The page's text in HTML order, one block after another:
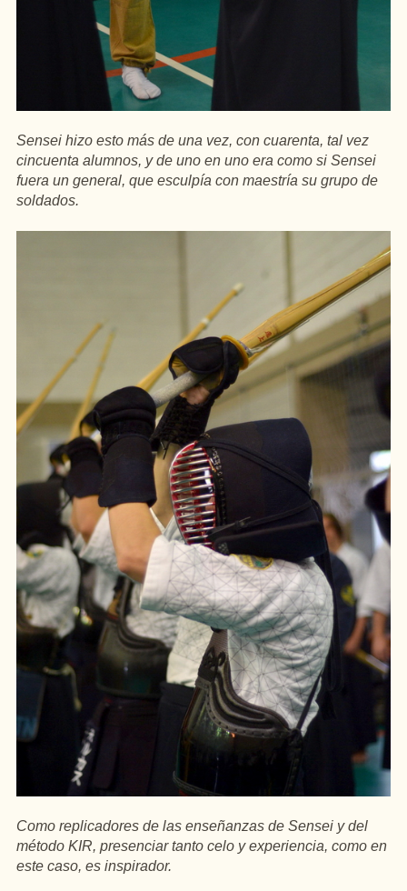
Sensei hizo esto más de una vez, con cuarenta, tal vez
cincuenta alumnos, y de uno en uno era como si Sensei
fuera un general, que esculpía con maestría su grupo de
soldados.
Como replicadores de las enseñanzas de Sensei y del
método KIR, presenciar tanto celo y experiencia, como en
este caso, es inspirador.